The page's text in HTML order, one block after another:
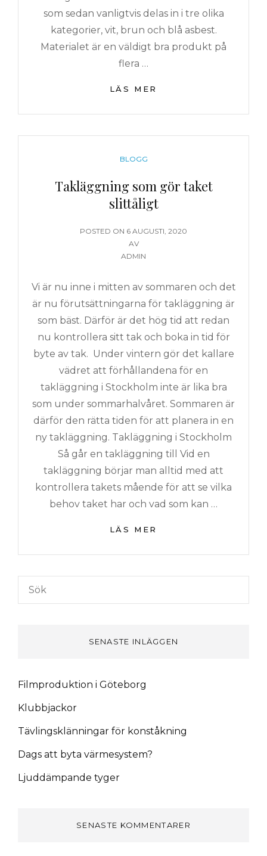
som sedan vanligtvis delas in i tre olika
kategorier, vit, brun och blå asbest.
Materialet är en väldigt bra produkt på
flera …
LÄS MER
KONTROLLERA
INNAN
KATEGORIER
BLOGG
Takläggning som gör taket
slittåligt
POSTED ON PUBLICERAT
DEN
6 AUGUSTI, 2020
AV
ADMIN
Vi är nu inne i mitten av sommaren och det
är nu förutsättningarna för takläggning är
som bäst. Därför är det hög tid att redan
nu kontrollera sitt tak och boka in tid för
byte av tak. Under vintern gör det kallare
vädret att förhållandena för en
takläggning i Stockholm inte är lika bra
som under sommarhalvåret. Sommaren är
därför den rätta tiden för att planera in en
ny takläggning. Takläggning i Stockholm
Så går en takläggning till Vid en
takläggning börjar man alltid med att
kontrollera takets mående för att se vilka
behov taket har och vad som kan …
LÄS MER
GÖR
SLITTÅLIGT
Sök
SENASTE INLÄGGEN
Filmproduktion i Göteborg
Klubbjackor
Tävlingsklänningar för konståkning
Dags att byta värmesystem?
Ljuddämpande tyger
SENASTE KOMMENTARER